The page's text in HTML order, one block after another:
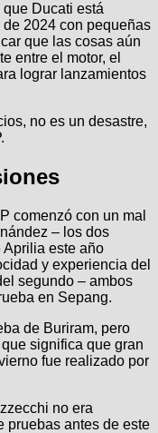
Ducati está
2024 con pequeñas
que las cosas aún
entre el motor, el
lograr lanzamientos
no es un desastre,
comenzó con un mal
– los dos
este año
y experiencia del
segundo – ambos
en Sepang.
de Buriram, pero
significa que gran
fue realizado por
no era
pruebas antes de este